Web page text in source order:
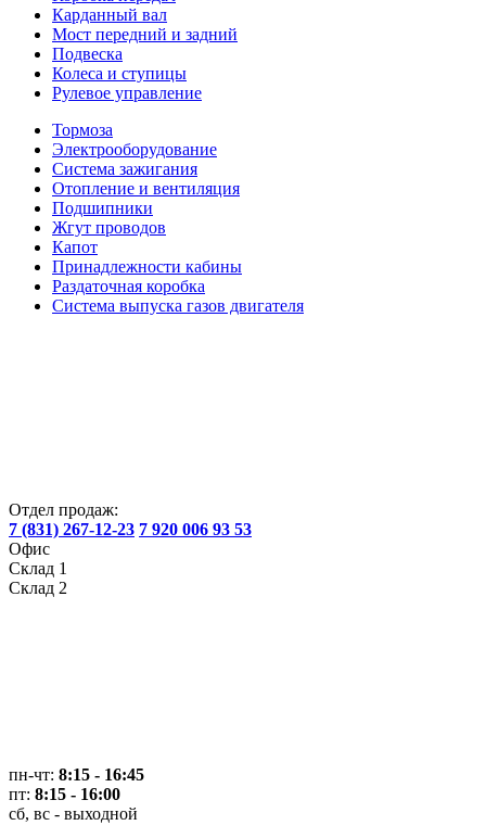
Карданный вал
Мост передний и задний
Подвеска
Колеса и ступицы
Рулевое управление
Тормоза
Электрооборудование
Система зажигания
Отопление и вентиляция
Подшипники
Жгут проводов
Капот
Принадлежности кабины
Раздаточная коробка
Система выпуска газов двигателя
Отдел продаж:
7 (831) 267-12-23 7 920 006 93 53
Офис
Склад 1
Склад 2
пн-чт: 8:15 - 16:45
пт: 8:15 - 16:00
сб, вс - выходной